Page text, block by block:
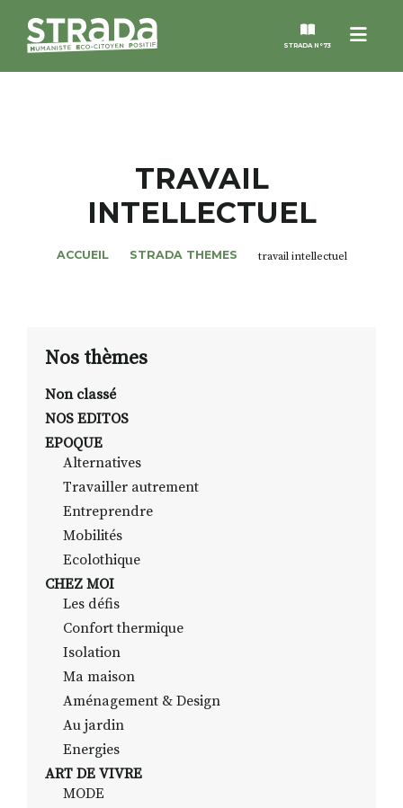
Menu
STRADA N°73
NOS THÈMES
RECHERCHER
S'INSCRIRE À LA NEWSLETTER
TRAVAIL
INTELLECTUEL
ACCUEIL STRADA THEMES travail intellectuel
Nos thèmes
Non classé
NOS EDITOS
EPOQUE
Alternatives
Travailler autrement
Entreprendre
Mobilités
Ecolothique
CHEZ MOI
Les défis
Confort thermique
Isolation
Ma maison
Aménagement & Design
Au jardin
Energies
ART DE VIVRE
MODE